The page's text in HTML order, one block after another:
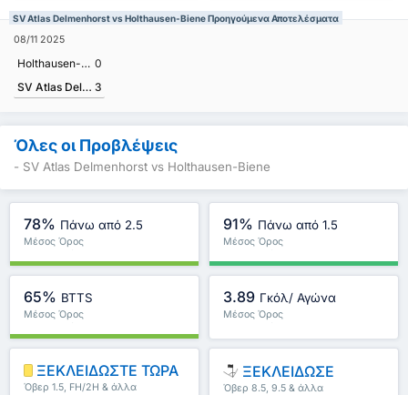
SV Atlas Delmenhorst vs Holthausen-Biene Προηγούμενα Αποτελέσματα
08/11 2025
Holthausen-Biene 0
SV Atlas Delmenhorst 3
Όλες οι Προβλέψεις
- SV Atlas Delmenhorst vs Holthausen-Biene
78% Πάνω από 2.5
Μέσος Όρος
91% Πάνω από 1.5
Μέσος Όρος
65% BTTS
Μέσος Όρος
3.89 Γκόλ/ Αγώνα
Μέσος Όρος
ΞΕΚΛΕΙΔΩΣΤΕ ΤΩΡΑ
Όβερ 1.5, FH/2H & άλλα
ΞΕΚΛΕΙΔΩΣΕ
Όβερ 8.5, 9.5 & άλλα